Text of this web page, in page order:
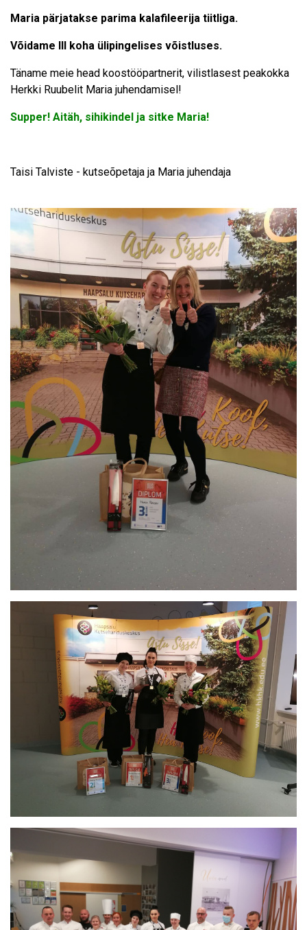
Maria pärjatakse parima kalafileerija tiitliga.
Võidame III koha ülipingelises võistluses.
Täname meie head koostööpartnerit, vilistlasest peakokka
Herkki Ruubelit Maria juhendamisel!
Supper! Aitäh, sihikindel ja sitke Maria!
Taisi Talviste - kutseõpetaja ja Maria juhendaja